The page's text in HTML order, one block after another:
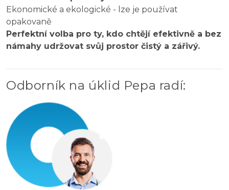
Ekonomické a ekologické - lze je používat
opakovaně
Perfektní volba pro ty, kdo chtějí efektivně a bez
námahy udržovat svůj prostor čistý a zářivý.
Odborník na úklid Pepa radí: